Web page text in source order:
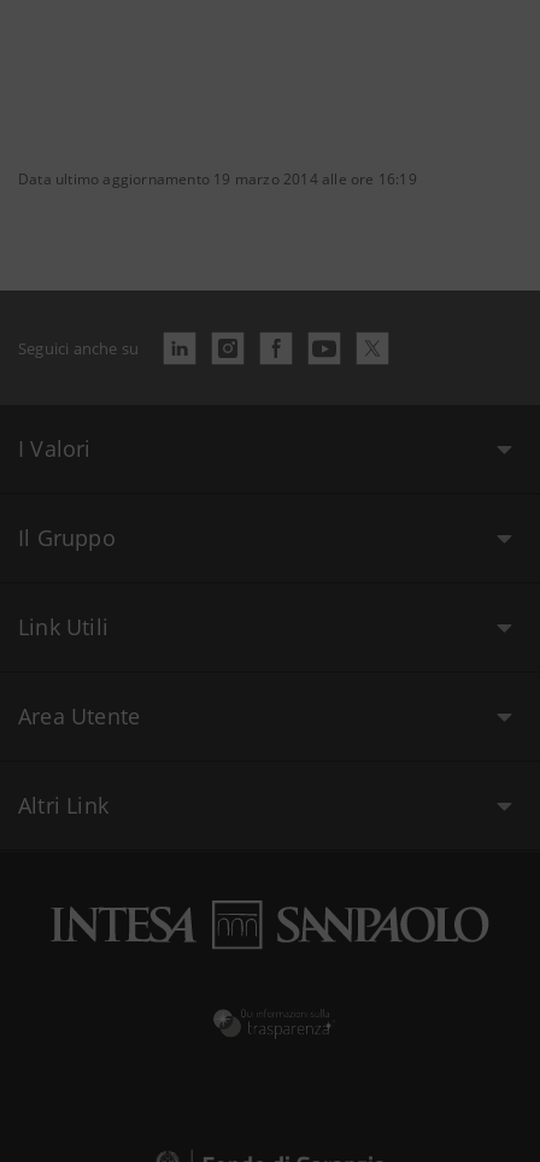
Data ultimo aggiornamento 19 marzo 2014 alle ore 16:19
Seguici anche su
I Valori
Il Gruppo
Link Utili
Area Utente
Altri Link